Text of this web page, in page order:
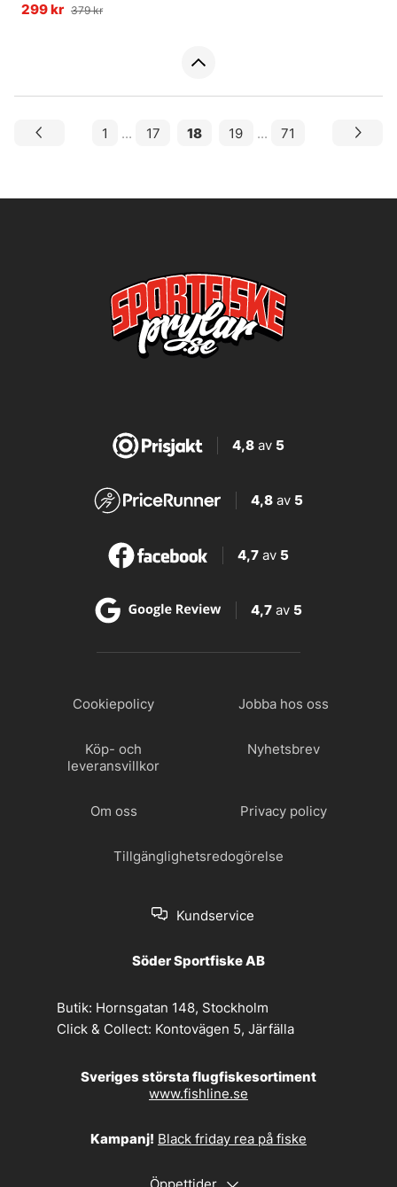
299 kr 379 kr
1 ... 17 18 19 ... 71
4,8av 5
4,8 av 5
4,7 av 5
4,7 av 5
Cookiepolicy Jobba hos oss
Köp- och
leveransvillkor
Nyhetsbrev
Om oss Privacy policy
Tillgänglighetsredogörelse
Kundservice
Söder Sportfiske AB
Butik: Hornsgatan 148, Stockholm
Click & Collect: Kontovägen 5, Järfälla
Sveriges största flugfiskesortiment
www.fishline.se
Kampanj! Black friday rea på fiske